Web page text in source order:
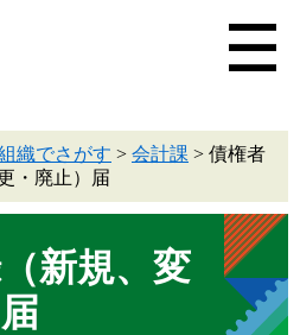
織でさがす > 会計課 > 債権者
・廃止）届
新規、変